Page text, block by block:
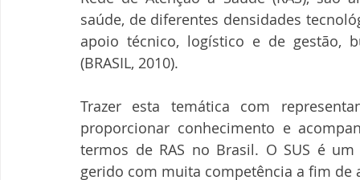
saúde, de diferentes densidades
apoio técnico, logístico e de gestão,
(BRASIL, 2010).
Trazer esta temática com
proporcionar conhecimento e
termos de RAS no Brasil. O SUS é
gerido com muita competência a fim